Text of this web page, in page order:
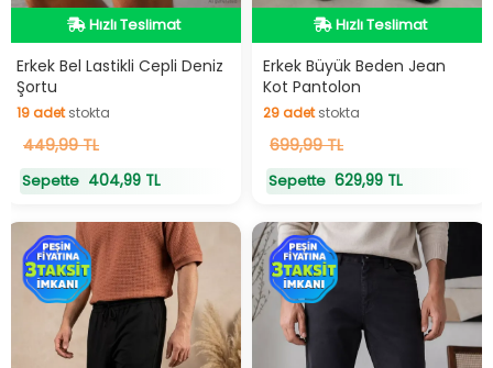
Hızlı Teslimat
Hızlı Teslimat
Erkek Bel Lastikli Cepli Deniz
Şortu
19adetstokta
19adetstokta
449,99 TL
Sepette 404,99 TL
Hızlı Teslimat
Hızlı Teslimat
Erkek Büyük Beden Jean
Kot Pantolon
29adetstokta
29adetstokta
699,99 TL
Sepette 629,99 TL